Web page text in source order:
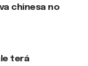
chinesa no
terá